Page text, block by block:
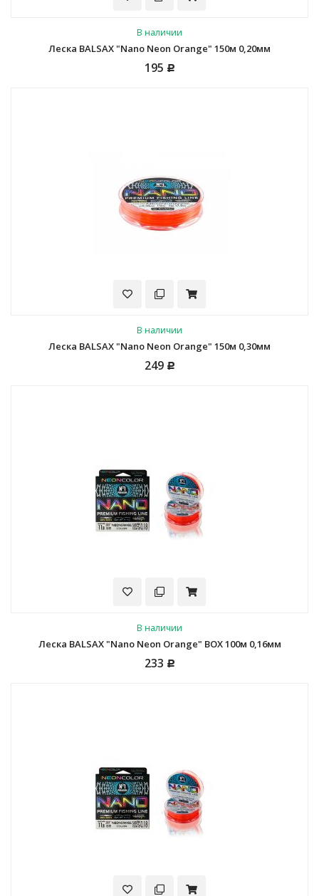
В наличии
Леска BALSAX "Nano Neon Orange" 150м 0,20мм
195 Р
В наличии
Леска BALSAX "Nano Neon Orange" 150м 0,30мм
249 Р
В наличии
Леска BALSAX "Nano Neon Orange" BOX 100м 0,16мм
233 Р